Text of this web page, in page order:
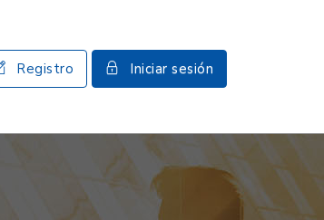
Registro Iniciar sesión